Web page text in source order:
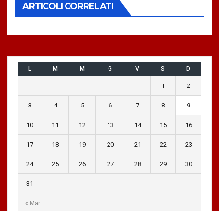
ARTICOLI CORRELATI
L M M G V S D
« Mar
1 2
3 4 5 6 7 8 9
10 11 12 13 14 15 16
17 18 19 20 21 22 23
24 25 26 27 28 29 30
31